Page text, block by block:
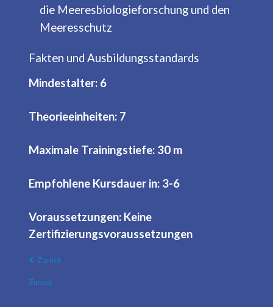
die Meeresbiologieforschung und den
Meeresschutz
Fakten und Ausbildungsstandards
Mindestalter: 6
Theorieeinheiten: 7
Maximale Trainingstiefe: 30 m
Empfohlene Kursdauer in: 3-6
Voraussetzungen: Keine
Zertifizierungsvoraussetzungen
Zurück
Zurück